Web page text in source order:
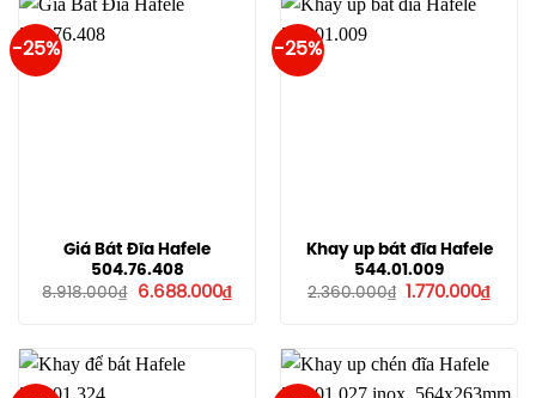
-25%
Giá Bát Đĩa Hafele
504.76.408
8.918.000₫
Giá
6.688.000₫Giá
hiện
6.688.000₫.
-25%
Khay up bát đĩa Hafele
544.01.009
2.360.000₫ Giá
1.770.000₫Giá
hiện